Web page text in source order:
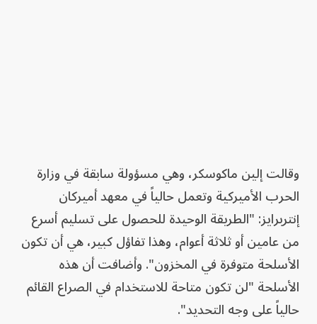
وقالت إلين ماكوسكر، وهي مسؤولة سابقة في وزارة
الحرب الأميركية وتعمل حالياً في معهد أميركان
إنتربرايز: "الطريقة الوحيدة للحصول على تسليم أسرع
من عامين أو ثلاثة أعوام، وهذا تفاؤل كبير، هي أن تكون
الأسلحة متوفرة في المخزون". وأضافت أن هذه
الأسلحة "لن تكون متاحة للاستخدام في الصراع القائم
حالياً على وجه التحديد".